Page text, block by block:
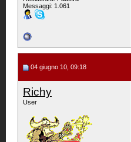
Messaggi: 1.061
04 giugno 10, 09:18
Richy
User